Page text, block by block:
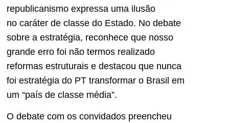
republicanismo expressa uma ilusão
no caráter de classe do Estado. No debate
sobre a estratégia, reconhece que nosso
grande erro foi não termos realizado
reformas estruturais e destacou que nunca
foi estratégia do PT transformar o Brasil em
um “país de classe média”.
O debate com os convidados preencheu